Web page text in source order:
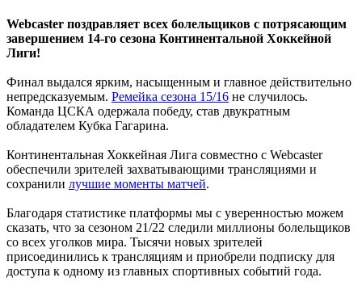
Webcaster поздравляет всех болельщиков с потрясающим
завершением 14-го сезона Континентальной Хоккейной
Лиги!
Финал выдался ярким, насыщенным и главное действительно
непредсказуемым. Ремейка сезона 15/16 не случилось.
Команда ЦСКА одержала победу, став двукратным
обладателем Кубка Гагарина.
Континентальная Хоккейная Лига совместно с Webcaster
обеспечили зрителей захватывающими трансляциями и
сохранили лучшие моменты матчей.
Благодаря статистике платформы мы с уверенностью можем
сказать, что за сезоном 21/22 следили миллионы болельщиков
со всех уголков мира. Тысячи новых зрителей
присоединились к трансляциям и приобрели подписку для
доступа к одному из главных спортивных событий года.